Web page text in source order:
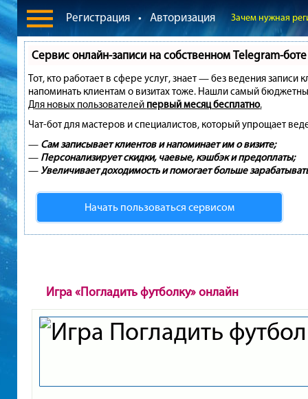
Регистрация • Авторизация Зачем нужная
Сервис онлайн-записи на собственном Telegram-боте
Тот, кто работает в сфере услуг, знает — без ведения
напоминать клиентам о визитах тоже. Нашли самый
Для новых пользователей первый месяц бесплатно.
Чат-бот для мастеров и специалистов, который упрощает
— Сам записывает клиентов и напоминает им о визите;
— Персонализирует скидки, чаевые, кэшбэк и предоплаты;
—Увеличивает доходимость и помогает больше
Начать пользоваться сервисом
Игра «Погладить футболку» онлайн